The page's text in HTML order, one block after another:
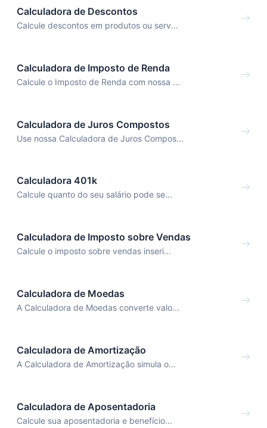
Calculadora de Descontos
Calcule descontos em produtos ou serv...
Calculadora de Imposto de Renda
Calcule o Imposto de Renda com nossa ...
Calculadora de Juros Compostos
Use nossa Calculadora de Juros Compos...
Calculadora 401k
Calcule quanto do seu salário pode se...
Calculadora de Imposto sobre Vendas
Calcule o imposto sobre vendas inseri...
Calculadora de Moedas
A Calculadora de Moedas converte valo...
Calculadora de Amortização
A Calculadora de Amortização simula o...
Calculadora de Aposentadoria
Calcule sua aposentadoria e benefício...